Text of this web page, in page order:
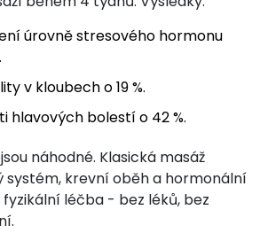
úrovně stresového hormonu
v kloubech o 19 %.
hlavových bolestí o 42 %.
náhodné. Klasická masáž
systém, krevní oběh a hormonální
léčba - bez léků, bez